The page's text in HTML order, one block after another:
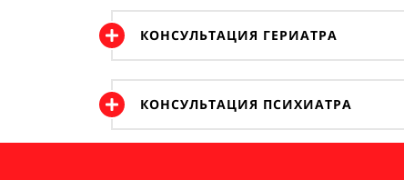
КОНСУЛЬТАЦИЯ ГЕРИАТРА
КОНСУЛЬТАЦИЯ ПСИХИАТРА